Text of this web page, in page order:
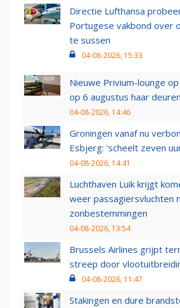
Directie Lufthansa
Portugese vakbond over
te sussen
04-08-2026, 15:33
Nieuwe Privium-lounge
op 6 augustus haar deuren
04-08-2026, 14:46
Groningen vanaf nu
Esbjerg: 'scheelt zeven
04-08-2026, 14:41
Luchthaven Luik krijgt
weer passagiersvluchten
zonbestemmingen
04-08-2026, 13:54
Brussels Airlines grijpt
streep door
04-08-2026, 11:47
Stakingen en dure